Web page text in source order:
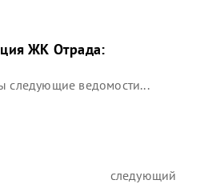
ЖК Отрада:
следующие ведомости...
следующий